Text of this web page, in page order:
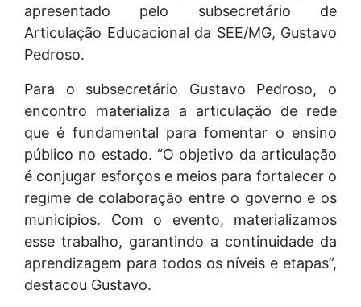
apresentado pelo subsecretário de
Articulação Educacional da SEE/MG, Gustavo
Pedroso.
Para o subsecretário Gustavo Pedroso, o
encontro materializa a articulação de rede
que é fundamental para fomentar o ensino
público no estado. “O objetivo da articulação
é conjugar esforços e meios para fortalecer o
regime de colaboração entre o governo e os
municípios. Com o evento, materializamos
esse trabalho, garantindo a continuidade da
aprendizagem para todos os níveis e etapas”,
destacou Gustavo.